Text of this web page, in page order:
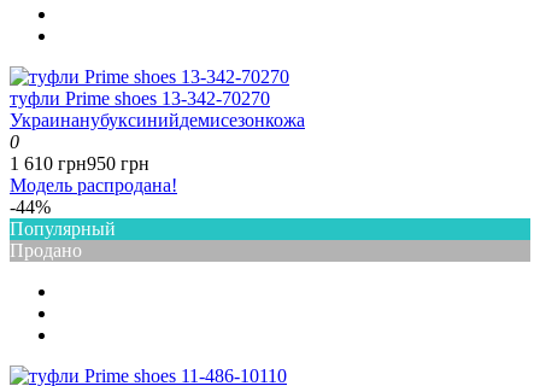
туфли Prime shoes 13-342-70270
Украинанубуксинийдемисезонкожа
0
1 610 грн950 грн
Модель распродана!
-44%
Популярный
Продано